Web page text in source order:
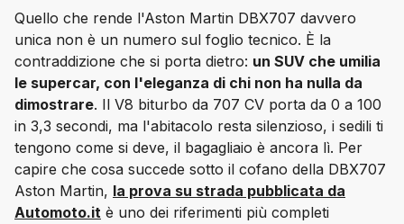
Quello che rende l'Aston Martin DBX707 davvero
unica non è un numero sul foglio tecnico. È la
contraddizione che si porta dietro: un SUV che umilia
le supercar, con l'eleganza di chi non ha nulla da
dimostrare. Il V8 biturbo da 707 CV porta da 0 a 100
in 3,3 secondi, ma l'abitacolo resta silenzioso, i sedili ti
tengono come si deve, il bagagliaio è ancora lì. Per
capire che cosa succede sotto il cofano della DBX707
Aston Martin, la prova su strada pubblicata da
Automoto.it è uno dei riferimenti più completi